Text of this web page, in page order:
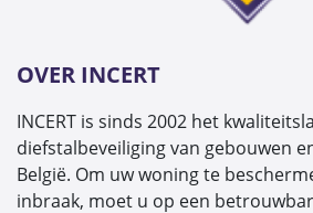
OVER INCERT
INCERT is sinds 2002 het
diefstalbeveiliging van gebouwen
België. Om uw woning te
inbraak, moet u op een